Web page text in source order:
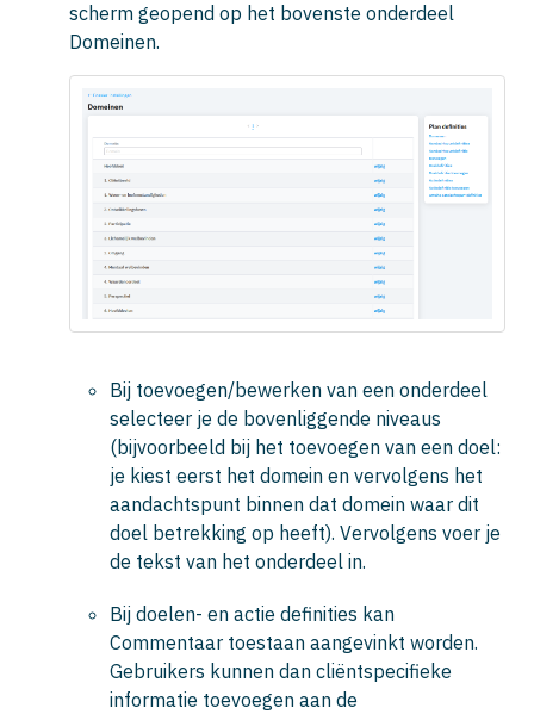
scherm geopend op het bovenste onderdeel
Domeinen.
Bij toevoegen/bewerken van een onderdeel
selecteer je de bovenliggende niveaus
(bijvoorbeeld bij het toevoegen van een doel:
je kiest eerst het domein en vervolgens het
aandachtspunt binnen dat domein waar dit
doel betrekking op heeft). Vervolgens voer je
de tekst van het onderdeel in.
Bij doelen- en actie definities kan
Commentaar toestaan aangevinkt worden.
Gebruikers kunnen dan cliëntspecifieke
informatie toevoegen aan de